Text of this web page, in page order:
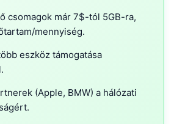
csomagok már 7$-tól 5GB-ra,
mennyiség.
eszköz támogatása
(Apple, BMW) a hálózati